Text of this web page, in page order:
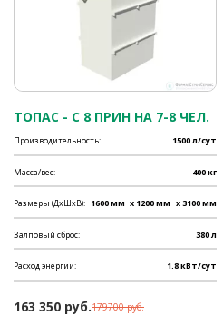
ТОПАС - C 8 ПРИН НА 7-8 ЧЕЛ.
Производительность: 1500 л/сут
Масса/вес: 400 кг
Размеры (ДхШхВ): 1600 мм x 1200 мм x 3100 мм
Залповый сброс: 380 л
Расход энергии: 1.8 кВт/сут
163 350 руб.179700 руб.